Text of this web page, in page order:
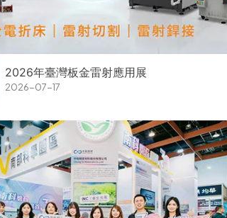
2026年臺灣板金雷射應用展
2026-07-17